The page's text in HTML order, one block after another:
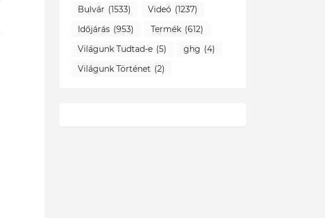
Bulvár (1533) Videó (1237)
Időjárás (953) Termék (612)
Világunk Tudtad-e (5) ghg (4)
Világunk Történet (2)